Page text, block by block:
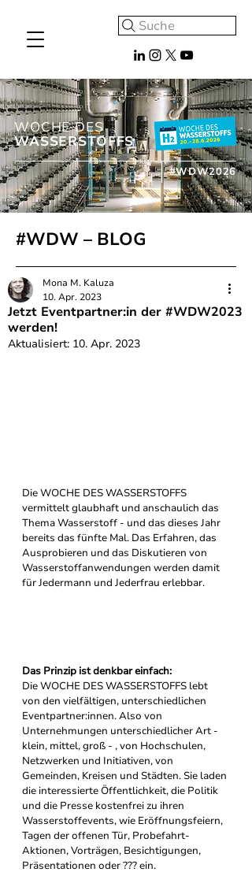
Suche
WOCHE DES
WASSERSTOFFS
#WDW2026
#WDW – BLOG
Jetzt Eventpartner:in der #WDW2023
werden!
Mona M. Kaluza
10. Apr. 2023
Aktualisiert: 10. Apr. 2023
Die WOCHE DES WASSERSTOFFS
vermittelt glaubhaft und anschaulich das
Thema Wasserstoff - und das dieses Jahr
bereits das fünfte Mal. Das Erfahren, das
Ausprobieren und das Diskutieren von
Wasserstoffanwendungen werden damit
für Jedermann und Jederfrau erlebbar.
Das Prinzip ist denkbar einfach:
Die WOCHE DES WASSERSTOFFS lebt
von den vielfältigen, unterschiedlichen
Eventpartner:innen. Also von
Unternehmungen unterschiedlicher Art -
klein, mittel, groß - , von Hochschulen,
Netzwerken und Initiativen, von
Gemeinden, Kreisen und Städten. Sie laden
die interessierte Öffentlichkeit, die Politik
und die Presse kostenfrei zu ihren
Wasserstoffevents, wie Eröffnungsfeiern,
Tagen der offenen Tür, Probefahrt-
Aktionen, Vorträgen, Besichtigungen,
Präsentationen oder ??? ein.